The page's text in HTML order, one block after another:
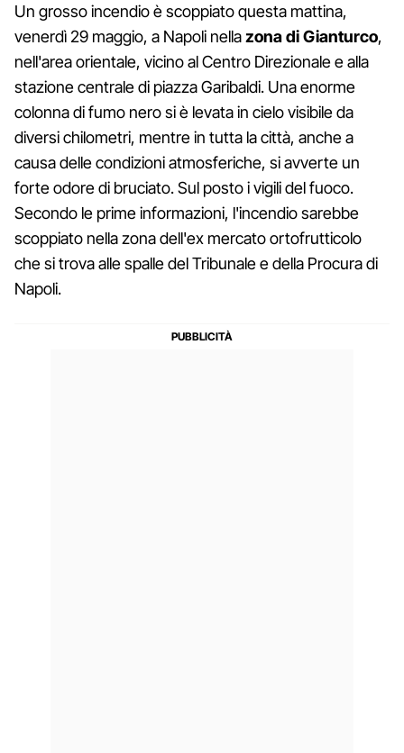
Un grosso incendio è scoppiato questa mattina,
venerdì 29 maggio, a Napoli nellazona di Gianturco,
nell'area orientale, vicino al Centro Direzionale e alla
stazione centrale di piazza Garibaldi. Una enorme
colonna di fumo nero si è levata in cielo visibile da
diversi chilometri, mentre in tutta la città, anche a
causa delle condizioni atmosferiche, si avverte un
forte odore di bruciato. Sul posto i vigili del fuoco.
Secondo le prime informazioni, l'incendio sarebbe
scoppiato nella zona dell'ex mercato ortofrutticolo
che si trova alle spalle del Tribunale e della Procura di
Napoli.